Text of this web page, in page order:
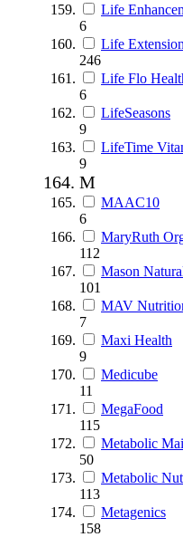
Life
6
Life Extension
246
Life Flo
6
LifeSeasons
9
LifeTime
9
M
MAAC10
6
MaryRuth
112
Mason
101
MAV
7
Maxi Health
9
Medicube
11
MegaFood
115
Metabolic
50
Metabolic
113
Metagenics
158